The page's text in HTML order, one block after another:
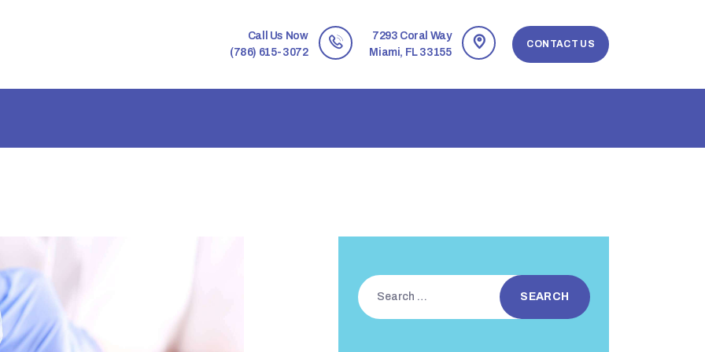
Call Us Now
(786) 615-3072
7293 Coral Way
Miami, FL 33155
CONTACT US
Search
for: